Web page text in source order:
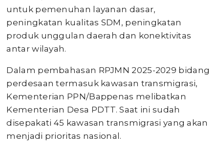
untuk pemenuhan layanan dasar,
peningkatan kualitas SDM, peningkatan
produk unggulan daerah dan konektivitas
antar wilayah.
Dalam pembahasan RPJMN 2025-2029 bidang
perdesaan termasuk kawasan transmigrasi,
Kementerian PPN/Bappenas melibatkan
Kementerian Desa PDTT. Saat ini sudah
disepakati 45 kawasan transmigrasi yang akan
menjadi prioritas nasional.